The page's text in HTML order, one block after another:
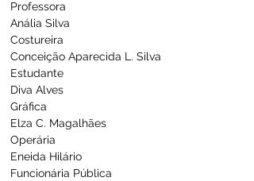
Professora
Anália Silva
Costureira
Conceição Aparecida L. Silva
Estudante
Diva Alves
Gráfica
Elza C. Magalhães
Operária
Eneida Hilário
Funcionária Pública